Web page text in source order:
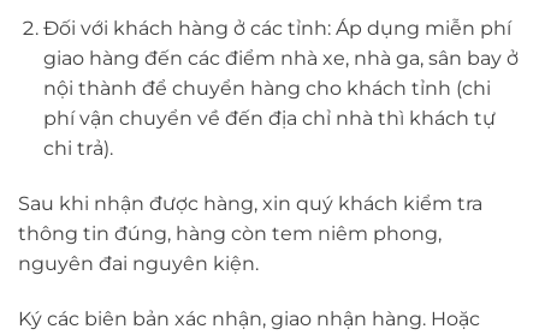
Đối với khách hàng ở các tỉnh: Áp dụng miễn phí
giao hàng đến các điểm nhà xe, nhà ga, sân bay ở
nội thành để chuyển hàng cho khách tỉnh (chi
phí vận chuyển về đến địa chỉ nhà thì khách tự
chi trả).
Sau khi nhận được hàng, xin quý khách kiểm tra
thông tin đúng, hàng còn tem niêm phong,
nguyên đai nguyên kiện.
Ký các biên bản xác nhận, giao nhận hàng. Hoặc